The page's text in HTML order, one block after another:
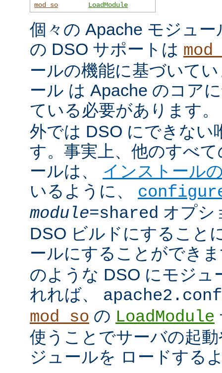
mod_so
LoadModule
個々の Apache モジュ
の DSO サポートは
ールの機能に基づいて
ール は Apache のコア
ている必要があります
外では DSO にできない
す。事実上、他のすべ
ールは、 インストール
いるように、
module=shared オプシ
DSO ビルドにすること
ールにすることができ
のような DSO にモジュ
れれば、 apache2.conf
mod_so の LoadModule
使うことでサーバの起
ジュールを ロードする